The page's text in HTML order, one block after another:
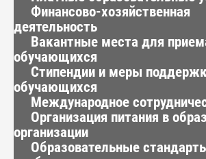
Финансово-хозяйственная
деятельность
Вакантные места для
обучающихся
Стипендии и меры
обучающихся
Международное
Организация питания в
организации
Образовательные